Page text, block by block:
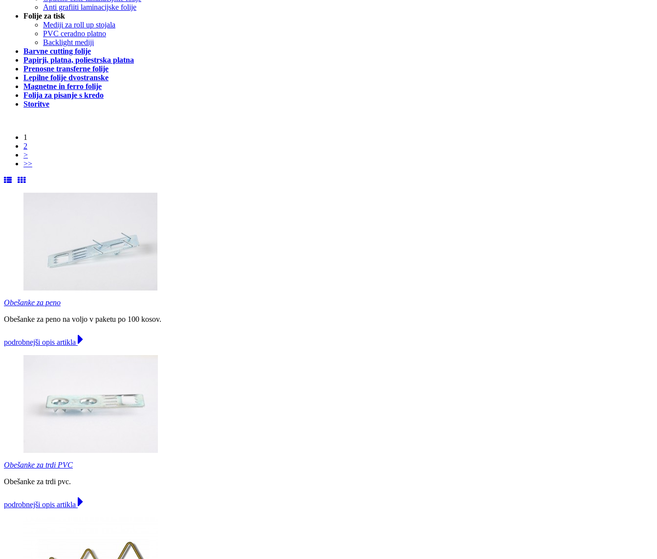
Anti grafiiti laminacijske folije
Folije za tisk
Mediji za roll up stojala
PVC ceradno platno
Backlight mediji
Barvne cutting folije
Papirji, platna, poliestrska platna
Prenosne transferne folije
Lepilne folije dvostranske
Magnetne in ferro folije
Folija za pisanje s kredo
Storitve
1
2
>
>>
Obešanke za peno
Obešanke za peno na voljo v paketu po 100 kosov.
podrobnejši opis artikla
Obešanke za trdi PVC
Obešanke za trdi pvc.
podrobnejši opis artikla